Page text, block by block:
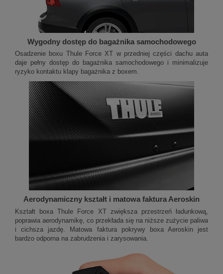
Wygodny dostęp do bagażnika samochodowego
Osadzenie boxu Thule Force XT w przedniej części dachu auta
daje pełny dostęp do bagażnika samochodowego i minimalizuje
ryzyko kontaktu klapy bagażnika z boxem.
Aerodynamiczny kształt i matowa faktura Aeroskin
Kształt boxa Thule Force XT zwiększa przestrzeń ładunkową,
poprawia aerodynamikę, co przekłada się na niższe zużycie paliwa
i cichsza jazdę. Matowa faktura pokrywy boxa Aeroskin jest
bardzo odporna na zabrudzenia i zarysowania.